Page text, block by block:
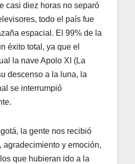
casi diez horas no separó
todo el país fue
espacial. El 99% de la
éxito total, ya que el
la nave Apolo XI (La
descenso a la luna, la
se interrumpió
la gente nos recibió
agradecimiento y emoción,
que hubieran ido a la